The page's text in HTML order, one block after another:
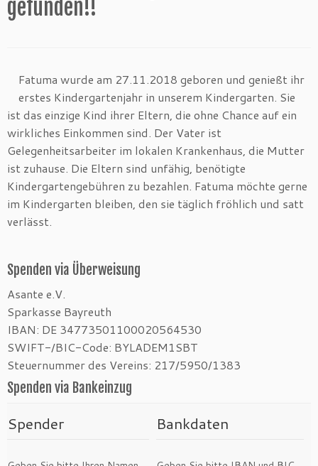
gefunden!!
Fatuma wurde am 27.11.2018 geboren und genießt ihr
erstes Kindergartenjahr in unserem Kindergarten. Sie
ist das einzige Kind ihrer Eltern, die ohne Chance auf ein
wirkliches Einkommen sind. Der Vater ist
Gelegenheitsarbeiter im lokalen Krankenhaus, die Mutter
ist zuhause. Die Eltern sind unfähig, benötigte
Kindergartengebühren zu bezahlen. Fatuma möchte gerne
im Kindergarten bleiben, den sie täglich fröhlich und satt
verlässt.
Spenden via Überweisung
Asante e.V.
Sparkasse Bayreuth
IBAN: DE 34773501100020564530
SWIFT-/BIC-Code: BYLADEM1SBT
Steuernummer des Vereins: 217/5950/1383
Spenden via Bankeinzug
Spender Bankdaten